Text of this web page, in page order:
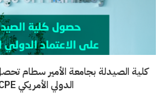
كلية الصيدلة بجامعة الأمير سطام
الدولي الأمريكي ACPE